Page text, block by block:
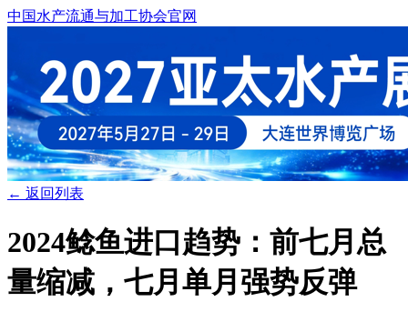
中国水产流通与加工协会官网
← 返回列表
2024鲶鱼进口趋势：前七月总
量缩减，七月单月强势反弹